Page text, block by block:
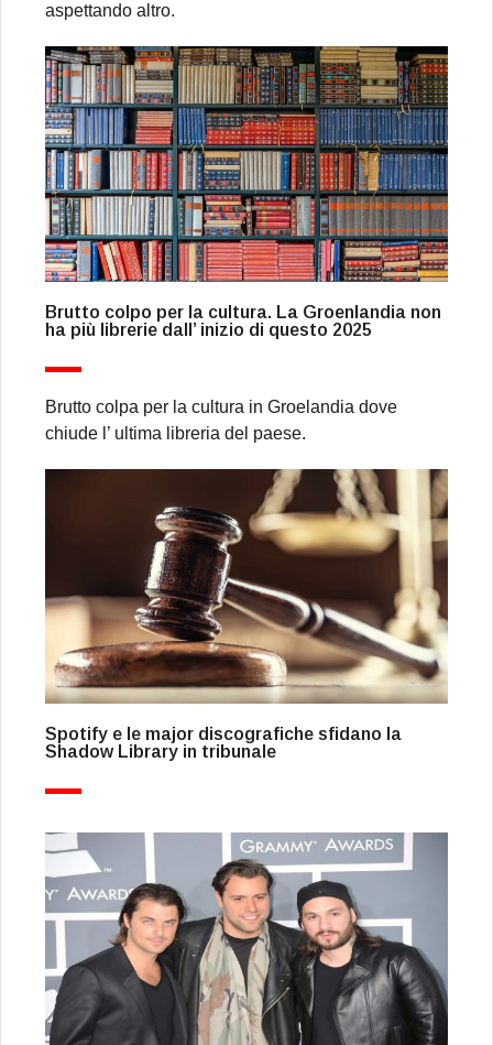
aspettando altro.
Brutto colpo per la cultura. La Groenlandia non
ha più librerie dall’ inizio di questo 2025
Brutto colpa per la cultura in Groelandia dove
chiude l’ ultima libreria del paese.
Spotify e le major discografiche sfidano la
Shadow Library in tribunale